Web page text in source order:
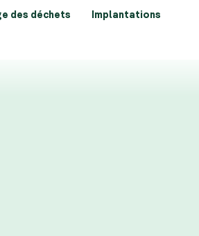
des déchets Implantations